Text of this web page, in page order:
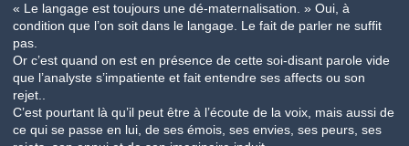
« Le langage est toujours une dé-maternalisation. » Oui, à
condition que l’on soit dans le langage. Le fait de parler ne suffit
pas.
Or c’est quand on est en présence de cette soi-disant parole vide
que l’analyste s’impatiente et fait entendre ses affects ou son
rejet..
C’est pourtant là qu’il peut être à l’écoute de la voix, mais aussi de
ce qui se passe en lui, de ses émois, ses envies, ses peurs, ses